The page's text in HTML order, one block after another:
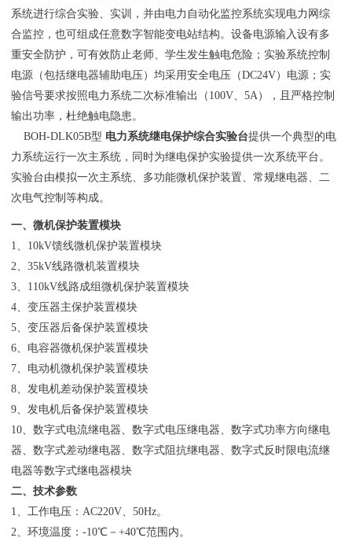
系统进行综合实验、实训，并由电力自动化监控系统实现电力网综
合监控，也可组成任意数字智能变电站结构。设备电源输入设有多
重安全防护，可有效防止老师、学生发生触电危险；实验系统控制
电源（包括继电器辅助电压）均采用安全电压（DC24V）电源；实
验信号要求按照电力系统二次标准输出（100V、5A），且严格控制
输出功率，杜绝触电隐患。
BOH-DLK05B型 电力系统继电保护综合实验台提供一个典型的电
力系统运行一次主系统，同时为继电保护实验提供一次系统平台。
实验台由模拟一次主系统、多功能微机保护装置、常规继电器、二
次电气控制等构成。
一、微机保护装置模块
1、10kV馈线微机保护装置模块
2、35kV线路微机装置模块
3、110kV线路成组微机保护装置模块
4、变压器主保护装置模块
5、变压器后备保护装置模块
6、电容器微机保护装置模块
7、电动机微机保护装置模块
8、发电机差动保护装置模块
9、发电机后备保护装置模块
10、数字式电流继电器、数字式电压继电器、数字式功率方向继电
器、数字式差动继电器、数字式阻抗继电器、数字式反时限电流继
电器等数字式继电器模块
二、技术参数
1、工作电压：AC220V、50Hz。
2、环境温度：-10℃－+40℃范围内。